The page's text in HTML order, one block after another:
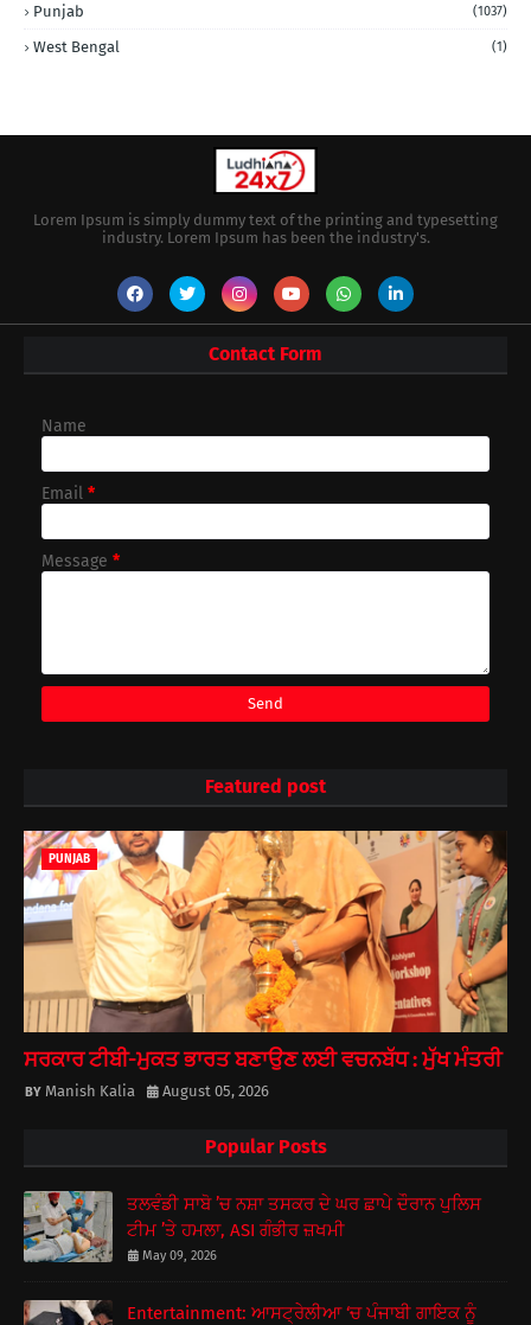
Punjab (1037)
West Bengal (1)
Lorem Ipsum is simply dummy text of the printing and typesetting
industry. Lorem Ipsum has been the industry's.
Contact Form
Name
Email *
Message *
Featured post
PUNJAB
ਸਰਕਾਰ ਟੀਬੀ-ਮੁਕਤ ਭਾਰਤ ਬਣਾਉਣ ਲਈ ਵਚਨਬੱਧ : ਮੁੱਖ ਮੰਤਰੀ
Manish Kalia August 05, 2026
Popular Posts
ਤਲਵੰਡੀ ਸਾਬੋ ’ਚ ਨਸ਼ਾ ਤਸਕਰ ਦੇ ਘਰ ਛਾਪੇ ਦੌਰਾਨ ਪੁਲਿਸ
ਟੀਮ ’ਤੇ ਹਮਲਾ, ASI ਗੰਭੀਰ ਜ਼ਖਮੀ
May 09, 2026
Entertainment: ਆਸਟ੍ਰੇਲੀਆ ‘ਚ ਪੰਜਾਬੀ ਗਾਇਕ ਨੂੰ